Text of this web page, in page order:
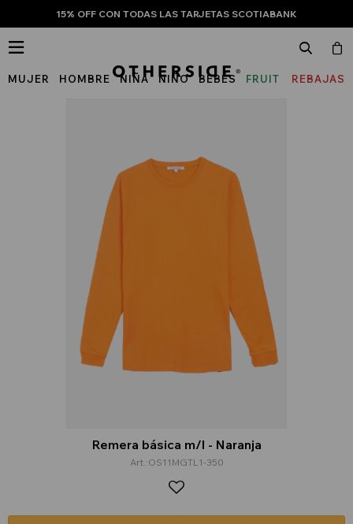
15% OFF CON TODAS LAS TARJETAS SCOTIABANK
MUJER HOMBRE NIÑA NIÑO BEBÉS
FRUIT
REBAJAS

Remera básica m/l - Naranja
OS11MGTL1-350